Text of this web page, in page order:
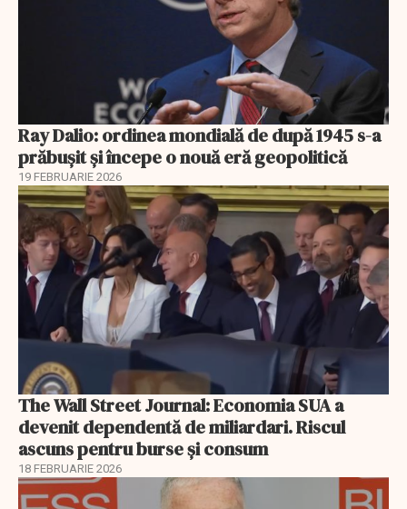
Ray Dalio: ordinea mondială de după 1945 s-a
prăbușit și începe o nouă eră geopolitică
19 FEBRUARIE 2026
The Wall Street Journal: Economia SUA a
devenit dependentă de miliardari. Riscul
ascuns pentru burse și consum
18 FEBRUARIE 2026
EXCLUSIV